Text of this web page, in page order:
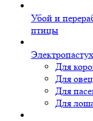
Убой и
птицы
Для
Для
Для
Для